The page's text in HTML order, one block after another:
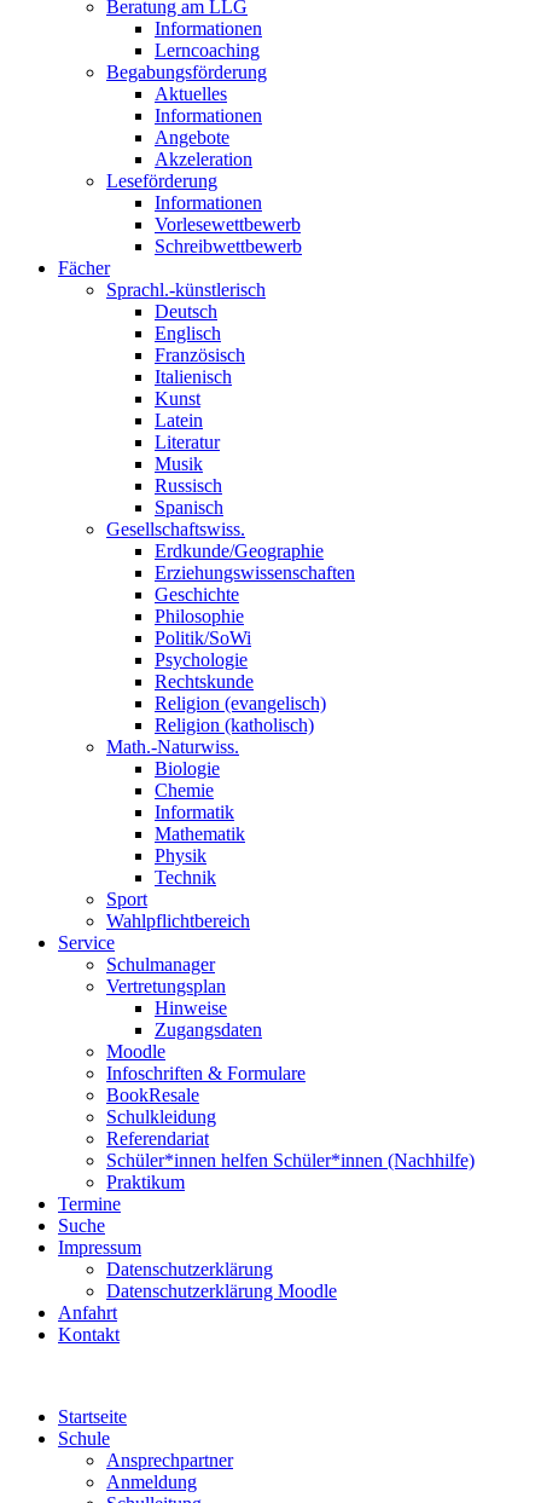
Beratung am LLG
Informationen
Lerncoaching
Begabungsförderung
Aktuelles
Informationen
Angebote
Akzeleration
Leseförderung
Informationen
Vorlesewettbewerb
Schreibwettbewerb
Fächer
Sprachl.-künstlerisch
Deutsch
Englisch
Französisch
Italienisch
Kunst
Latein
Literatur
Musik
Russisch
Spanisch
Gesellschaftswiss.
Erdkunde/Geographie
Erziehungswissenschaften
Geschichte
Philosophie
Politik/SoWi
Psychologie
Rechtskunde
Religion (evangelisch)
Religion (katholisch)
Math.-Naturwiss.
Biologie
Chemie
Informatik
Mathematik
Physik
Technik
Sport
Wahlpflichtbereich
Service
Schulmanager
Vertretungsplan
Hinweise
Zugangsdaten
Moodle
Infoschriften & Formulare
BookResale
Schulkleidung
Referendariat
Schüler*innen helfen Schüler*innen (Nachhilfe)
Praktikum
Termine
Suche
Impressum
Datenschutzerklärung
Datenschutzerklärung Moodle
Anfahrt
Kontakt
Startseite
Schule
Ansprechpartner
Anmeldung